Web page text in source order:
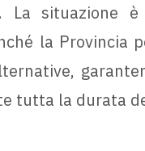
situazione è
la Provincia
tutta la durata